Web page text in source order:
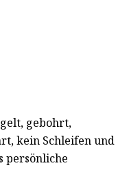
gebohrt,
kein Schleifen und
persönliche